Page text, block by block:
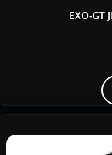
EXO-GT